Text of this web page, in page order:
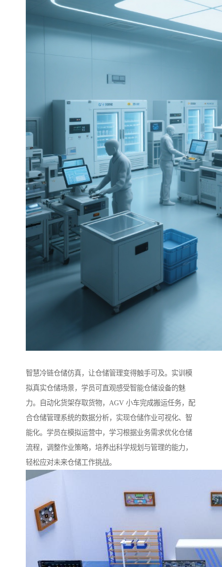
智慧冷链仓储仿真，让仓储管理变得触手可及。实训模
拟真实仓储场景，学员可直观感受智能仓储设备的魅
力。自动化货架存取货物，AGV 小车完成搬运任务，配
合仓储管理系统的数据分析，实现仓储作业可视化、智
能化。学员在模拟运营中，学习根据业务需求优化仓储
流程，调整作业策略，培养出科学规划与管理的能力，
轻松应对未来仓储工作挑战。